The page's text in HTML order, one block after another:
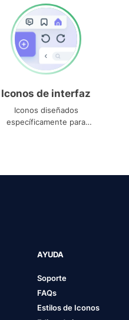
Iconos de interfaz
Iconos diseñados
específicamente para
AYUDA
Soporte
FAQs
Estilos de Iconos